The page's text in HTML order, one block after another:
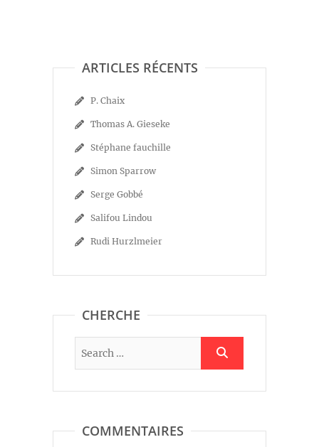
ARTICLES RÉCENTS
P. Chaix
Thomas A. Gieseke
Stéphane fauchille
Simon Sparrow
Serge Gobbé
Salifou Lindou
Rudi Hurzlmeier
CHERCHE
COMMENTAIRES